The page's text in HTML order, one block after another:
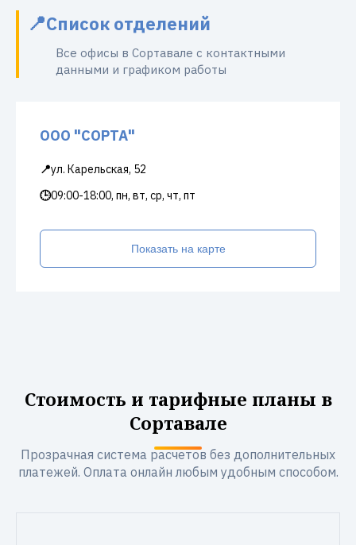
Список отделений
Все офисы в Сортавале с контактными
данными и графиком работы
ООО "СОРТА"
📍ул. Карельская, 52
🕒09:00-18:00, пн, вт, ср, чт, пт
Показать на карте
Стоимость и тарифные планы в
Сортавале
Прозрачная система расчетов без дополнительных
платежей. Оплата онлайн любым удобным способом.